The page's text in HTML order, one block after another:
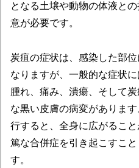
となる土壌や動物の体液と
意が必要です。
炭疽の症状は、感染した部
なりますが、一般的な症状に
腫れ、痛み、潰瘍、そして
な黒い皮膚の病変がありま
行すると、全身に広がるこ
篤な合併症を引き起こすこと
す。